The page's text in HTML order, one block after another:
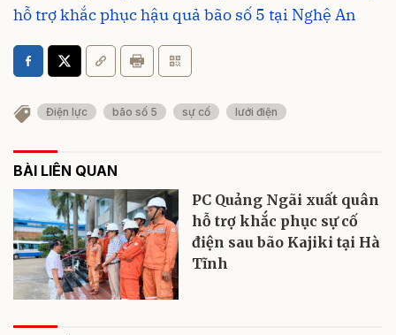
hỗ trợ khắc phục hậu quả bão số 5 tại Nghệ An
Điện lực bão số 5 sự cố lưới điện
BÀI LIÊN QUAN
PC Quảng Ngãi xuất quân
hỗ trợ khắc phục sự cố
điện sau bão Kajiki tại Hà
Tĩnh